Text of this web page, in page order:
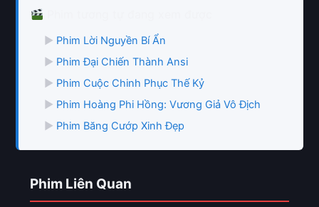
▶ Phim Lời Nguyền Bí Ẩn
▶ Phim Đại Chiến Thành Ansi
▶ Phim Cuộc Chinh Phục Thế Kỷ
▶ Phim Hoàng Phi Hồng: Vương Giả Vô Địch
▶ Phim Băng Cướp Xinh Đẹp
Phim Liên Quan